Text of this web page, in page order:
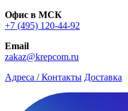
Офис в МСК
+7 (495) 120-44-92
Email
zakaz@krepcom.ru
Адреса / Контакты Доставка